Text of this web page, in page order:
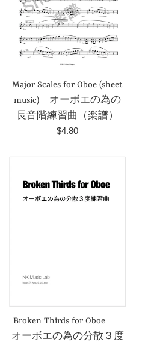
Major Scales for Oboe (sheet
music) オーボエの為の
長音階練習曲（楽譜）
Prezzo
listino
$4.80
Broken Thirds for Oboe
オーボエの為の分散３度